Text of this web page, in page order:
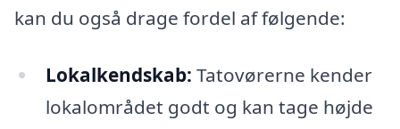
kan du også drage fordel af følgende:
Lokalkendskab: Tatovørerne kender
lokalområdet godt og kan tage højde